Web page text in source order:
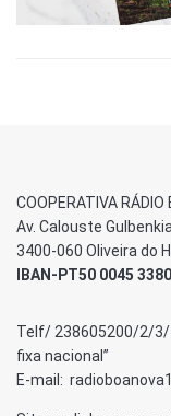
COOPERATIVA RÁDIO
Av. Calouste
3400-060 Oliveira do
IBAN-PT50 0045
Telf/ 238605200/2/3/
fixa nacional”
E-mail: